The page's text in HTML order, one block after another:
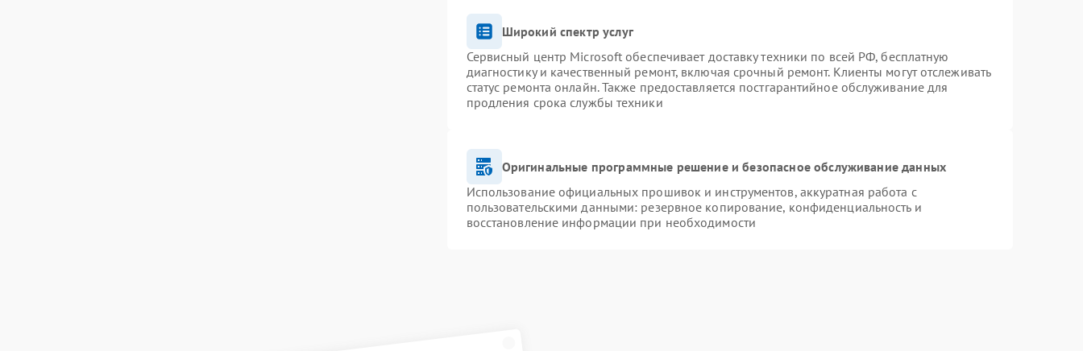
Широкий спектр услуг
Сервисный центр Microsoft обеспечивает доставку техники по всей РФ, бесплатную
диагностику и качественный ремонт, включая срочный ремонт. Клиенты могут отслеживать
статус ремонта онлайн. Также предоставляется постгарантийное обслуживание для
продления срока службы техники
Оригинальные программные решение и безопасное обслуживание данных
Использование официальных прошивок и инструментов, аккуратная работа с
пользовательскими данными: резервное копирование, конфиденциальность и
восстановление информации при необходимости